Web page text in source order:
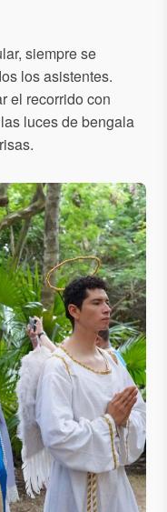
siempre se
los asistentes.
el recorrido con
luces de bengala